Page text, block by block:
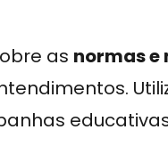
as normas e